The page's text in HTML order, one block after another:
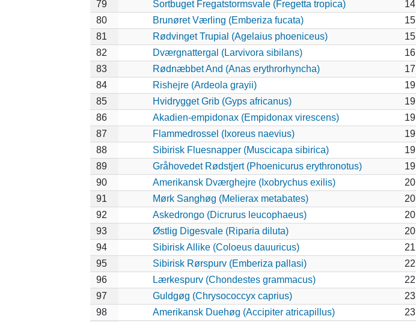
79
Sortbuget Fregatstormsvale (Fregetta tropica)
14
80
Brunøret Værling (Emberiza fucata)
15
81
Rødvinget Trupial (Agelaius phoeniceus)
15
82
Dværgnattergal (Larvivora sibilans)
16
83
Rødnæbbet And (Anas erythrorhyncha)
17
84
Rishejre (Ardeola grayii)
19
85
Hvidrygget Grib (Gyps africanus)
19
86
Akadien-empidonax (Empidonax virescens)
19
87
Flammedrossel (Ixoreus naevius)
19
88
Sibirisk Fluesnapper (Muscicapa sibirica)
19
89
Gråhovedet Rødstjert (Phoenicurus erythronotus)
19
90
Amerikansk Dværghejre (Ixobrychus exilis)
20
91
Mørk Sanghøg (Melierax metabates)
20
92
Askedrongo (Dicrurus leucophaeus)
20
93
Østlig Digesvale (Riparia diluta)
20
94
Sibirisk Allike (Coloeus dauuricus)
21
95
Sibirisk Rørspurv (Emberiza pallasi)
22
96
Lærkespurv (Chondestes grammacus)
22
97
Guldgøg (Chrysococcyx caprius)
23
98
Amerikansk Duehøg (Accipiter atricapillus)
23